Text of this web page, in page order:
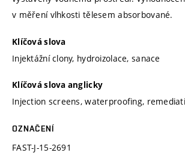
v měření vlhkosti tělesem absorbované.
Klíčová slova
Injektážní clony, hydroizolace, sanace
Klíčová slova anglicky
Injection screens, waterproofing,
OZNAČENÍ
FAST-J-15-2691